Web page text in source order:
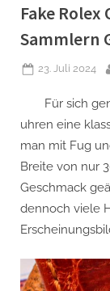
Fake Rolex
Sammlern
Posted
23. Juli 2024
Für sich
uhren eine
man mit Fug
Breite von nur
Geschmack
dennoch viele